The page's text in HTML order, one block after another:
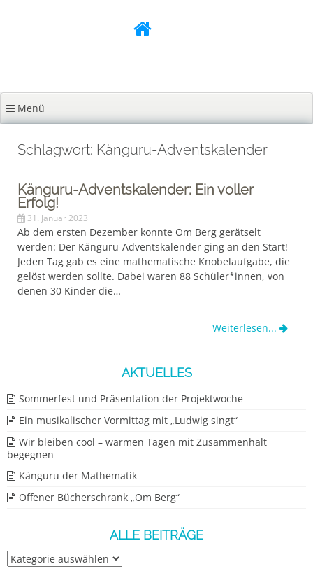
Menü
Schlagwort: Känguru-Adventskalender
Känguru-Adventskalender: Ein voller
Erfolg!
31. Januar 2023
Ab dem ersten Dezember konnte Om Berg gerätselt
werden: Der Känguru-Adventskalender ging an den Start!
Jeden Tag gab es eine mathematische Knobelaufgabe, die
gelöst werden sollte. Dabei waren 88 Schüler*innen, von
denen 30 Kinder die…
Weiterlesen...
AKTUELLES
Sommerfest und Präsentation der Projektwoche
Ein musikalischer Vormittag mit „Ludwig singt“
Wir bleiben cool – warmen Tagen mit Zusammenhalt
begegnen
Känguru der Mathematik
Offener Bücherschrank „Om Berg“
ALLE BEITRÄGE
Alle